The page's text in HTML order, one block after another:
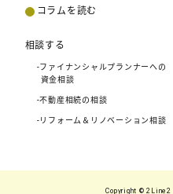
コラムを読む
相談する
-ファイナンシャルプランナーへの
資金相談
-不動産相続の相談
-リフォーム＆リノベーション相談
Copyright ©2Line2